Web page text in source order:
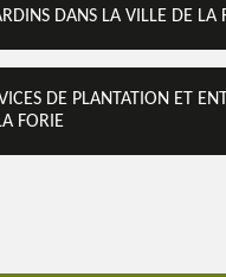
DANS LA VILLE DE LA
DE PLANTATION ET
FORIE